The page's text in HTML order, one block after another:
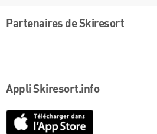
Partenaires de Skiresort
Appli Skiresort.info